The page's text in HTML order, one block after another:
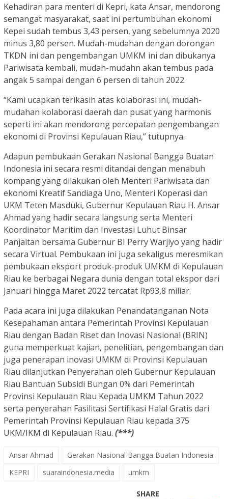
Kehadiran para menteri di Kepri, kata Ansar, mendorong
semangat masyarakat, saat ini pertumbuhan ekonomi
Kepei sudah tembus 3,43 persen, yang sebelumnya 2020
minus 3,80 persen. Mudah-mudahan dengan dorongan
TKDN ini dan pengembangan UMKM ini dan dibukanya
Pariwisata kembali, mudah-mudahn akan tembus pada
angak 5 sampai dengan 6 persen di tahun 2022.
“Kami ucapkan terikasih atas kolaborasi ini, mudah-
mudahan kolaborasi daerah dan pusat yang harmonis
seperti ini akan mendorong percepatan pengembangan
ekonomi di Provinsi Kepulauan Riau,” tutupnya.
Adapun pembukaan Gerakan Nasional Bangga Buatan
Indonesia ini secara resmi ditandai dengan menabuh
kompang yang dilakukan oleh Menteri Pariwisata dan
ekonomi Kreatif Sandiaga Uno, Menteri Koperasi dan
UKM Teten Masduki, Gubernur Kepulauan Riau H. Ansar
Ahmad yang hadir secara langsung serta Menteri
Koordinator Maritim dan Investasi Luhut Binsar
Panjaitan bersama Gubernur BI Perry Warjiyo yang hadir
secara Virtual. Pembukaan ini juga sekaligus meresmikan
pembukaan eksport produk-produk UMKM di Kepulauan
Riau ke berbagai Negara dunia dengan total ekspor dari
Januari hingga Maret 2022 tercatat Rp93,8 miliar.
Pada acara ini juga dilakukan Penandatanganan Nota
Kesepahaman antara Pemerintah Provinsi Kepulauan
Riau dengan Badan Riset dan Inovasi Nasional (BRIN)
guna memperkuat kajian, penelitian, pengembangan dan
juga penerapan inovasi UMKM di Provinsi Kepulauan
Riau dilanjutkan Penyerahan oleh Gubernur Kepulauan
Riau Bantuan Subsidi Bungan 0% dari Pemerintah
Provinsi Kepulauan Riau Kepada UMKM Tahun 2022
serta penyerahan Fasilitasi Sertifikasi Halal Gratis dari
Pemerintah Provinsi Kepulauan Riau kepada 375
UKM/IKM di Kepulauan Riau. (***)
Ansar Ahmad
Gerakan Nasional Bangga Buatan Indonesia
KEPRI
suaraindonesia.media umkm
SHARE